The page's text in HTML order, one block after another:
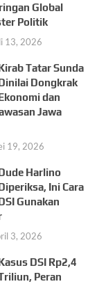
Global
Politik
13, 2026
Tatar Sunda
Dongkrak
dan
Jawa
19, 2026
Harlino
Ini Cara
Gunakan
3, 2026
DSI Rp2,4
Peran